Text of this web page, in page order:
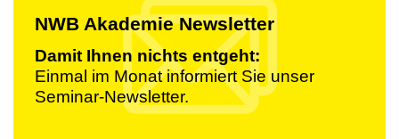
NWB Akademie Newsletter
Damit Ihnen nichts entgeht:
Einmal im Monat informiert Sie unser
Seminar-Newsletter.